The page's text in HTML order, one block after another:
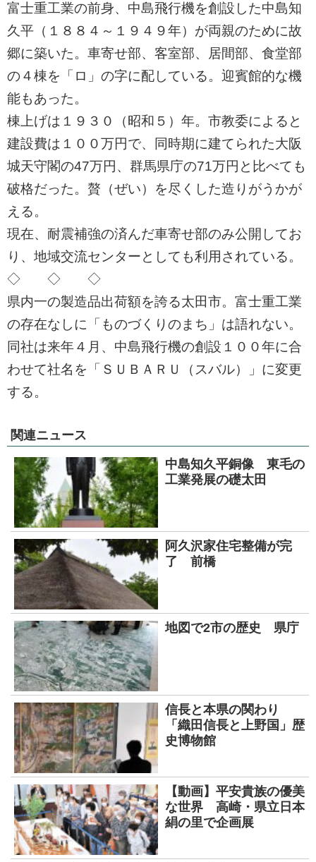
ㅤ富士重工業の前身、中島飛行機を創設した中島知
久平（１８８４～１９４９年）が両親のために故
郷に築いた。車寄せ部、客室部、居間部、食堂部
の４棟を「ロ」の字に配している。迎賓館的な機
能もあった。
ㅤ棟上げは１９３０（昭和５）年。市教委によると
建設費は１００万円で、同時期に建てられた大阪
城天守閣の47万円、群馬県庁の71万円と比べても
破格だった。贅（ぜい）を尽くした造りがうかが
える。
ㅤ現在、耐震補強の済んだ車寄せ部のみ公開してお
り、地域交流センターとしても利用されている。
◇ ◇ ◇
ㅤ県内一の製造品出荷額を誇る太田市。富士重工業
の存在なしに「ものづくりのまち」は語れない。
同社は来年４月、中島飛行機の創設１００年に合
わせて社名を「ＳＵＢＡＲＵ（スバル）」に変更
する。
関連ニュース
中島知久平銅像 東毛の
工業発展の礎太田
阿久沢家住宅整備が完
了 前橋
地図で2市の歴史 県庁
信長と本県の関わり
「織田信長と上野国」歴
史博物館
【動画】平安貴族の優美
な世界 高崎・県立日本
絹の里で企画展